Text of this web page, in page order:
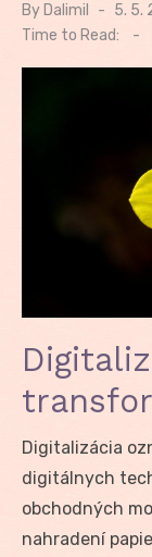
By Dalimil
on
5. 5.
Time to Read:
-
Digitalizácia
digitálnych
obchodných
nahradení